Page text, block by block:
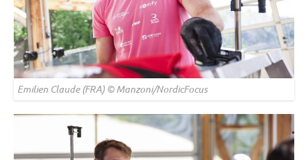
Emilien Claude (FRA) © Manzoni/NordicFocus